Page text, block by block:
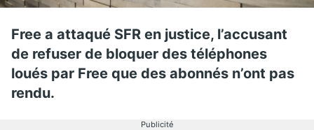
Free a attaqué SFR en justice, l’accusant
de refuser de bloquer des téléphones
loués par Free que des abonnés n’ont pas
rendu.
Publicité